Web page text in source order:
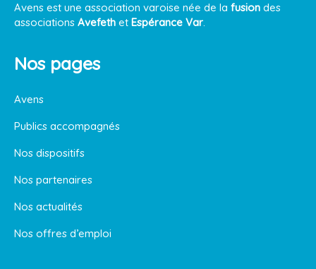
Avens est une association varoise née de la fusion des
associations Avefeth et Espérance Var.
Nos pages
Avens
Publics accompagnés
Nos dispositifs
Nos partenaires
Nos actualités
Nos offres d’emploi